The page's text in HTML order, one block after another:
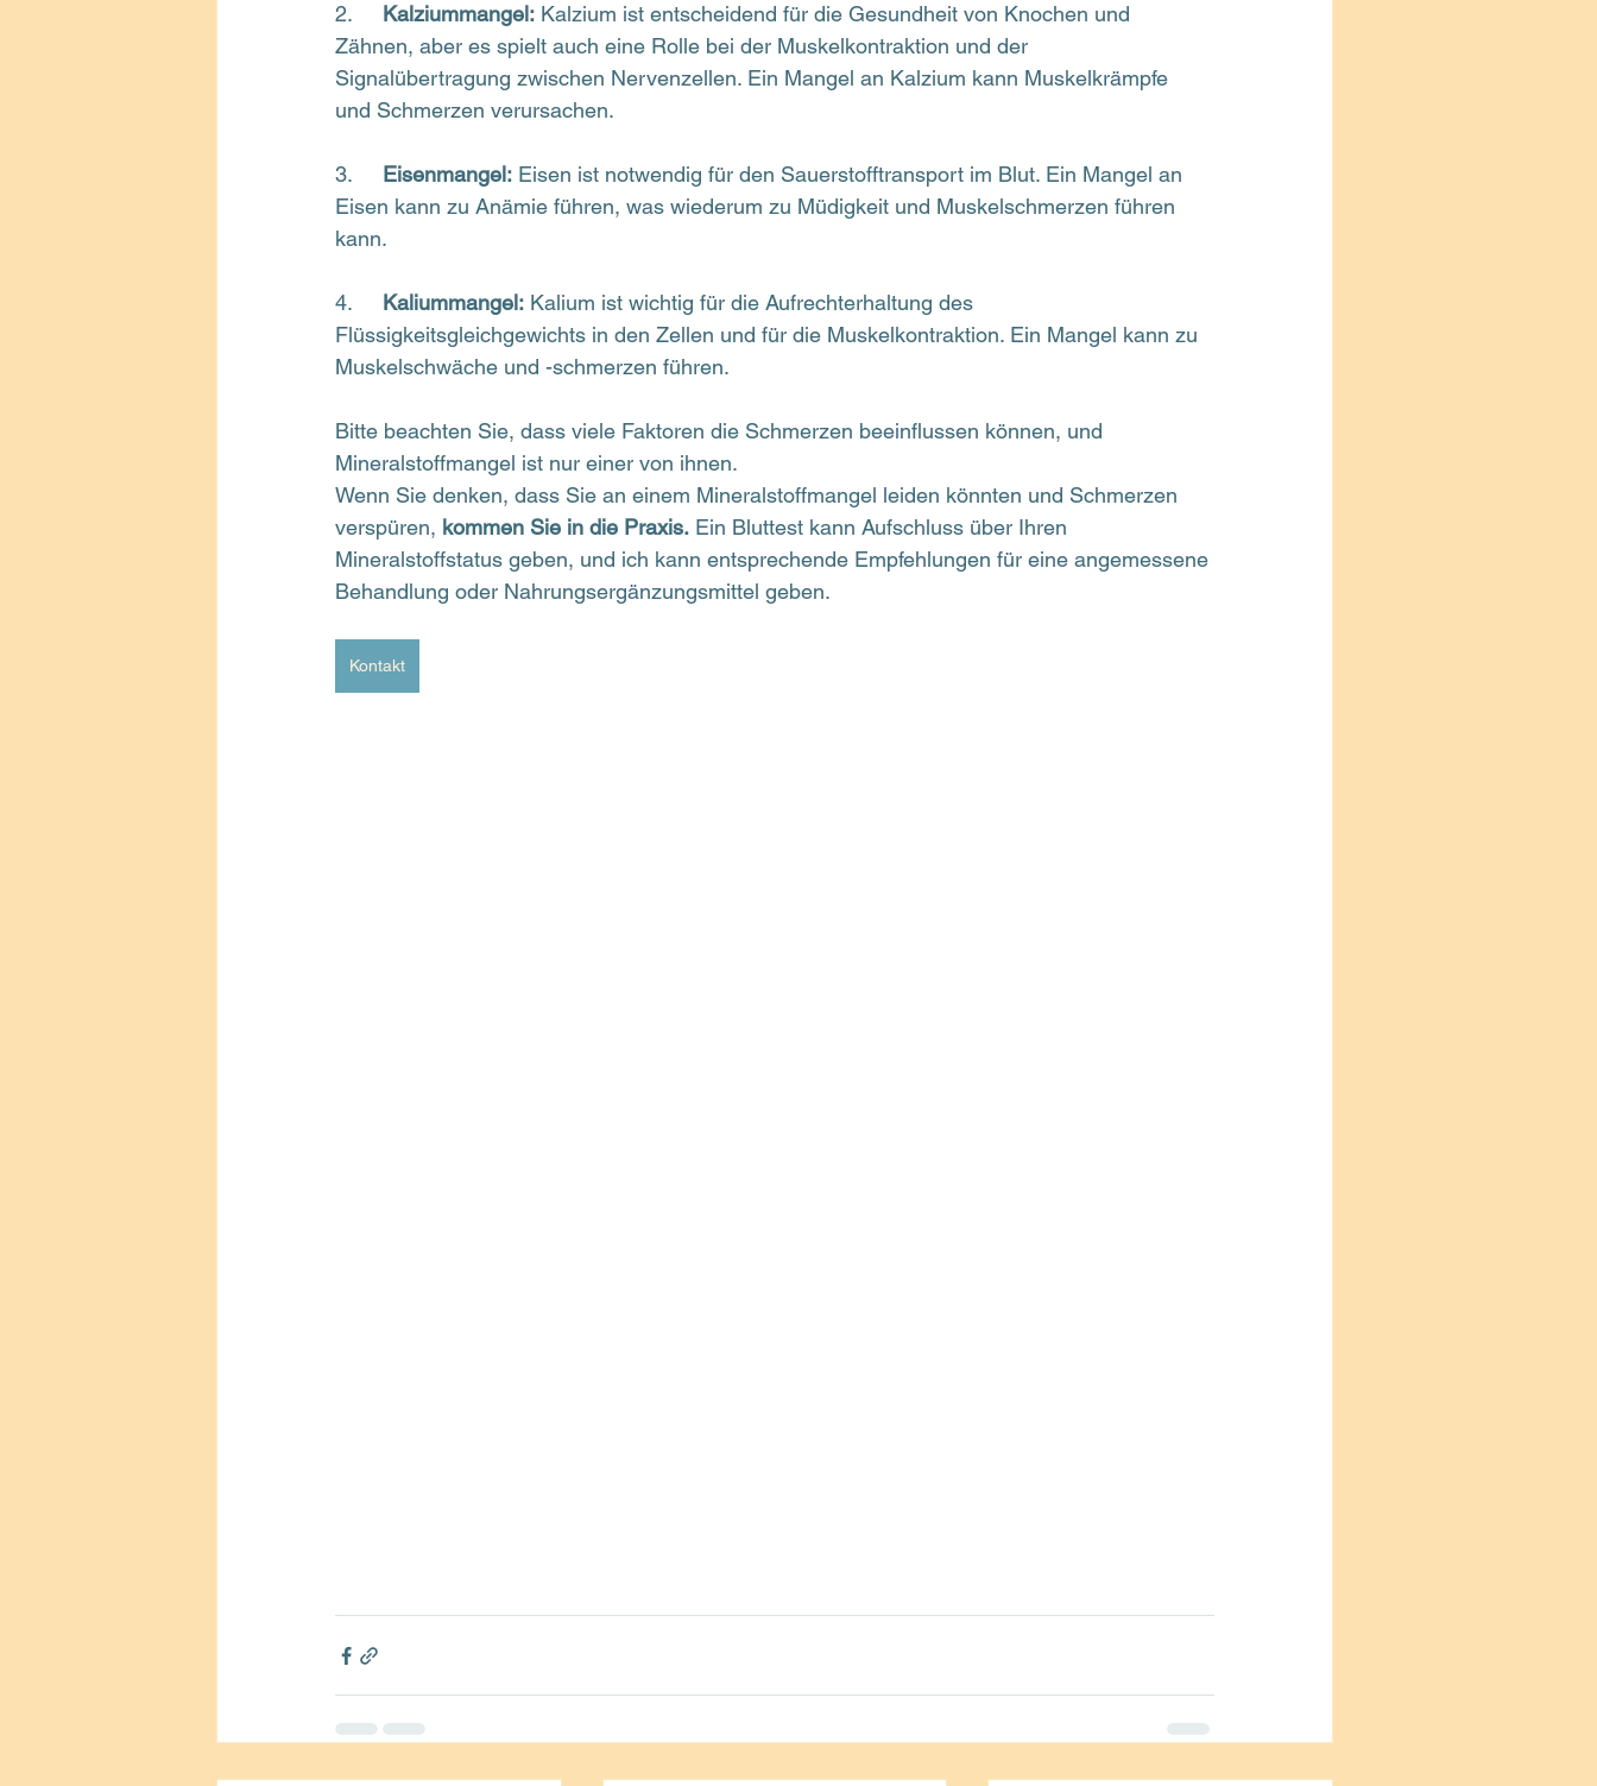
2. Kalziummangel: Kalzium ist entscheidend für die Gesundheit von Knochen und
Zähnen, aber es spielt auch eine Rolle bei der Muskelkontraktion und der
Signalübertragung zwischen Nervenzellen. Ein Mangel an Kalzium kann Muskelkrämpfe
und Schmerzen verursachen.
3. Eisenmangel: Eisen ist notwendig für den Sauerstofftransport im Blut. Ein Mangel an
Eisen kann zu Anämie führen, was wiederum zu Müdigkeit und Muskelschmerzen führen
kann.
4. Kaliummangel: Kalium ist wichtig für die Aufrechterhaltung des
Flüssigkeitsgleichgewichts in den Zellen und für die Muskelkontraktion. Ein Mangel kann zu
Muskelschwäche und -schmerzen führen.
Bitte beachten Sie, dass viele Faktoren die Schmerzen beeinflussen können, und
Mineralstoffmangel ist nur einer von ihnen.
Wenn Sie denken, dass Sie an einem Mineralstoffmangel leiden könnten und Schmerzen
verspüren, kommen Sie in die Praxis. Ein Bluttest kann Aufschluss über Ihren
Mineralstoffstatus geben, und ich kann entsprechende Empfehlungen für eine angemessene
Behandlung oder Nahrungsergänzungsmittel geben.
Kontakt